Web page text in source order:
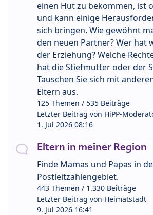
einen Hut zu bekommen, ist
und kann einige
sich bringen. Wie gewöhnt
den neuen Partner? Wer hat
der Erziehung? Welche
hat die Stiefmutter oder der
Tauschen Sie sich mit
Eltern aus.
125 Themen / 535 Beiträge
Letzter Beitrag von HiPP-
1. Jul 2026 08:16
Eltern in meiner Region
Finde Mamas und Papas in
Postleitzahlengebiet.
443 Themen / 1.330 Beiträge
Letzter Beitrag von Heimatstadt
9. Jul 2026 16:41